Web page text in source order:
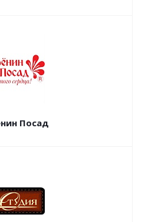
Посад